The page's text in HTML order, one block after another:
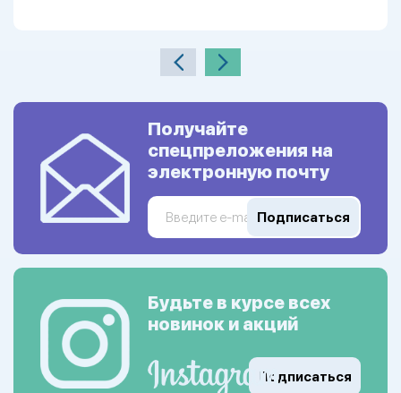
Получайте
спецпреложения на
электронную почту
Подписаться
Будьте в курсе всех
новинок и акций
Подписаться